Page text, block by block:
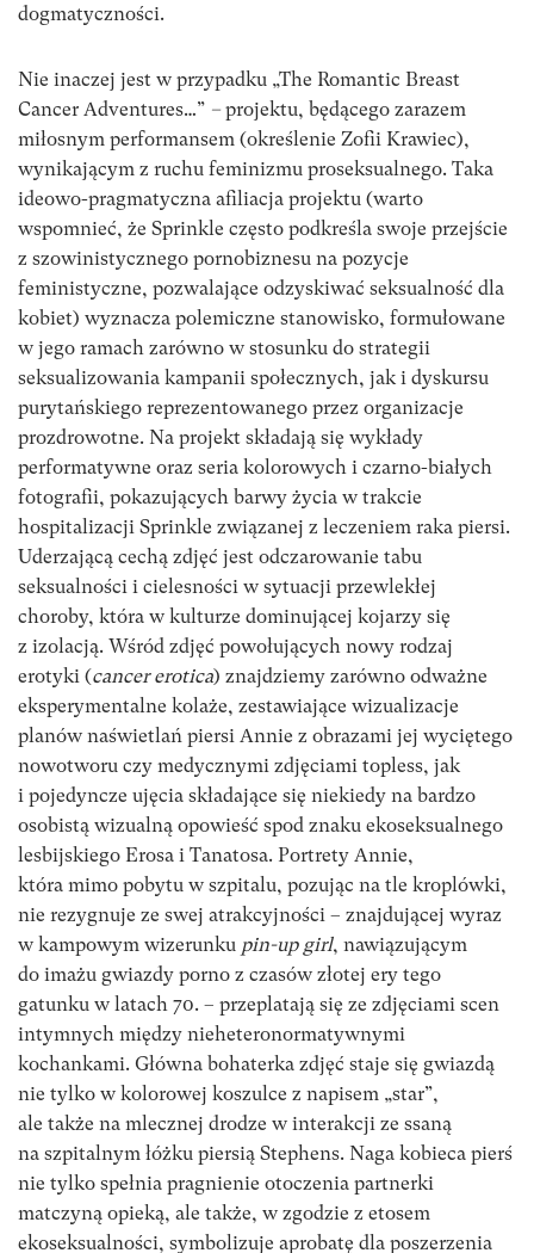
dogmatyczności.
Nie inaczej jest w przypadku „The Romantic Breast
Cancer Adventures…” – projektu, będącego zarazem
miłosnym performansem (określenie Zofii Krawiec),
wynikającym z ruchu feminizmu proseksualnego. Taka
ideowo-pragmatyczna afiliacja projektu (warto
wspomnieć, że Sprinkle często podkreśla swoje przejście
z szowinistycznego pornobiznesu na pozycje
feministyczne, pozwalające odzyskiwać seksualność dla
kobiet) wyznacza polemiczne stanowisko, formułowane
w jego ramach zarówno w stosunku do strategii
seksualizowania kampanii społecznych, jak i dyskursu
purytańskiego reprezentowanego przez organizacje
prozdrowotne. Na projekt składają się wykłady
performatywne oraz seria kolorowych i czarno-białych
fotografii, pokazujących barwy życia w trakcie
hospitalizacji Sprinkle związanej z leczeniem raka piersi.
Uderzającą cechą zdjęć jest odczarowanie tabu
seksualności i cielesności w sytuacji przewlekłej
choroby, która w kulturze dominującej kojarzy się
z izolacją. Wśród zdjęć powołujących nowy rodzaj
erotyki (cancer erotica) znajdziemy zarówno odważne
eksperymentalne kolaże, zestawiające wizualizacje
planów naświetlań piersi Annie z obrazami jej wyciętego
nowotworu czy medycznymi zdjęciami topless, jak
i pojedyncze ujęcia składające się niekiedy na bardzo
osobistą wizualną opowieść spod znaku ekoseksualnego
lesbijskiego Erosa i Tanatosa. Portrety Annie,
która mimo pobytu w szpitalu, pozując na tle kroplówki,
nie rezygnuje ze swej atrakcyjności – znajdującej wyraz
w kampowym wizerunku pin-up girl, nawiązującym
do imażu gwiazdy porno z czasów złotej ery tego
gatunku w latach 70. – przeplatają się ze zdjęciami scen
intymnych między nieheteronormatywnymi
kochankami. Główna bohaterka zdjęć staje się gwiazdą
nie tylko w kolorowej koszulce z napisem „star”,
ale także na mlecznej drodze w interakcji ze ssaną
na szpitalnym łóżku piersią Stephens. Naga kobieca pierś
nie tylko spełnia pragnienie otoczenia partnerki
matczyną opieką, ale także, w zgodzie z etosem
ekoseksualności, symbolizuje aprobatę dla poszerzenia